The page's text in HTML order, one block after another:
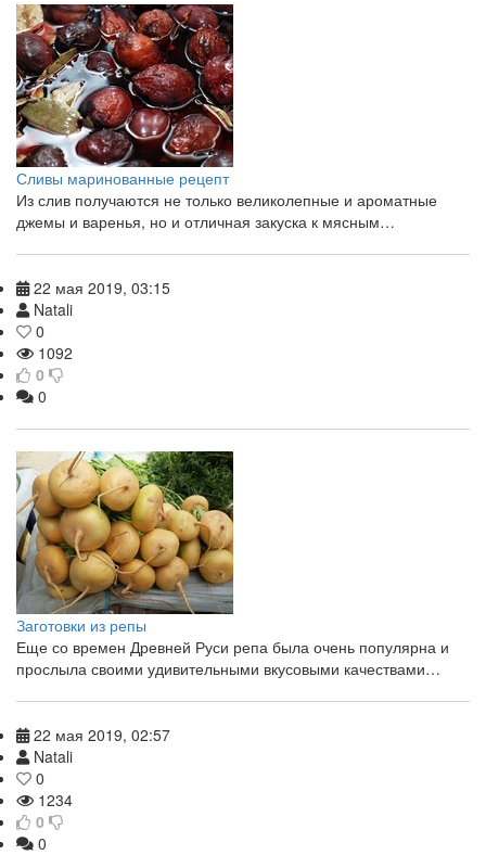
Сливы маринованные рецепт
Из слив получаются не только великолепные и ароматные
джемы и варенья, но и отличная закуска к мясным…
22 мая 2019, 03:15
Natali
0
1092
0
0
Заготовки из репы
Еще со времен Древней Руси репа была очень популярна и
прослыла своими удивительными вкусовыми качествами…
22 мая 2019, 02:57
Natali
0
1234
0
0